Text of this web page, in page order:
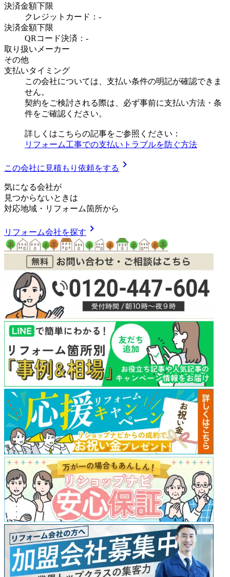
決済金額下限
クレジットカード：-
決済金額下限
QRコード決済：-
取り扱いメーカー
その他
支払いタイミング
この会社については、支払い条件の明記が確認できま
せん。
契約をご検討される際は、必ず事前に支払い方法・条
件をご確認ください。
詳しくはこちらの記事をご参照ください：
リフォーム工事での支払いトラブルを防ぐ方法
この会社に見積もり依頼をする chevron_right
気になる会社が
見つからないときは
対応地域 ・ リフォーム箇所から
リフォーム会社を探す chevron_right